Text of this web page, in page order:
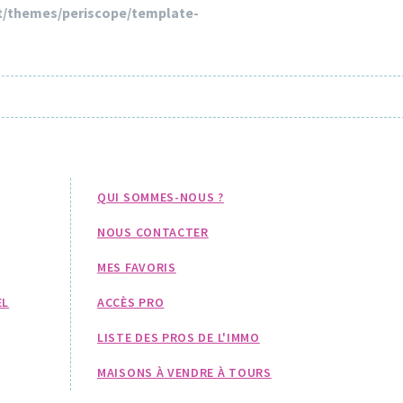
periscope/template-
QUI SOMMES-NOUS ?
NOUS CONTACTER
MES FAVORIS
ACCÈS PRO
LISTE DES PROS DE L'IMMO
MAISONS À VENDRE À TOURS